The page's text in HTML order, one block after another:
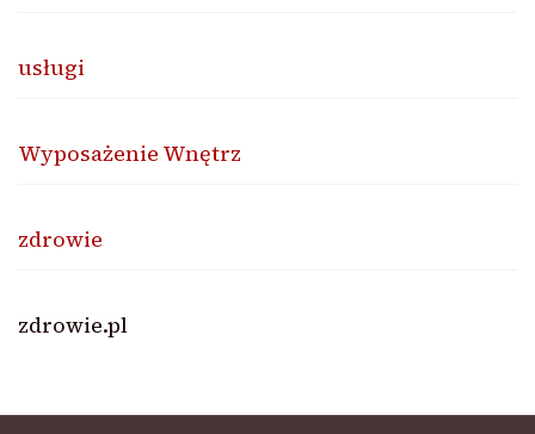
usługi
Wyposażenie Wnętrz
zdrowie
zdrowie.pl